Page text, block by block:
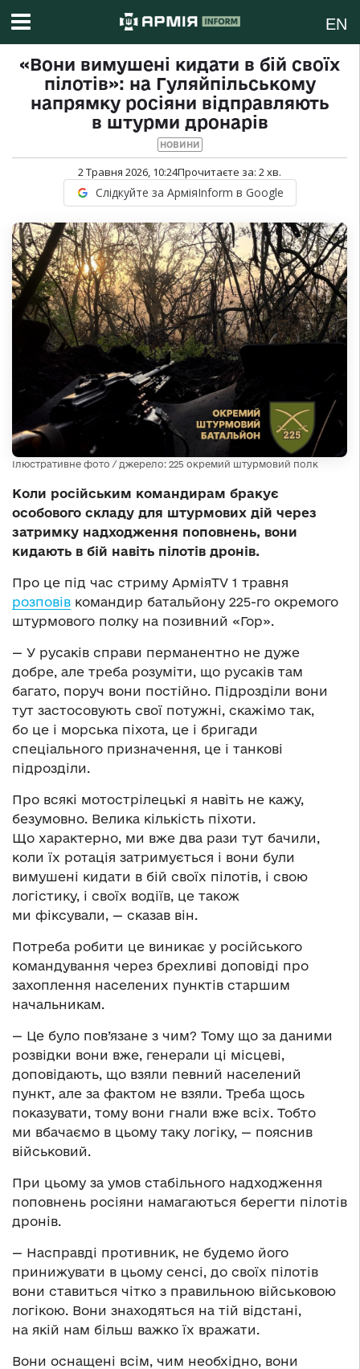
EN
«Вони вимушені кидати в бій своїх
пілотів»: на Гуляйпільському
напрямку росіяни відправляють
в штурми дронарів
НОВИНИ
2 Травня 2026, 10:24Прочитаєте за: 2хв.
Слідкуйте за АрміяInform в Google
Ілюстративне фото / джерело: 225 окремий штурмовий полк
Коли російським командирам бракує
особового складу для штурмових дій через
затримку надходження поповнень, вони
кидають в бій навіть пілотів дронів.
Про це під час стриму АрміяTV 1 травня
розповів командир батальйону 225-го окремого
штурмового полку на позивний «Гор».
— У русаків справи перманентно не дуже
добре, але треба розуміти, що русаків там
багато, поруч вони постійно. Підрозділи вони
тут застосовують свої потужні, скажімо так,
бо це і морська піхота, це і бригади
спеціального призначення, це і танкові
підрозділи.
Про всякі мотострілецькі я навіть не кажу,
безумовно. Велика кількість піхоти.
Що характерно, ми вже два рази тут бачили,
коли їх ротація затримується і вони були
вимушені кидати в бій своїх пілотів, і свою
логістику, і своїх водіїв, це також
ми фіксували, — сказав він.
Потреба робити це виникає у російського
командування через брехливі доповіді про
захоплення населених пунктів старшим
начальникам.
— Це було пов’язане з чим? Тому що за даними
розвідки вони вже, генерали ці місцеві,
доповідають, що взяли певний населений
пункт, але за фактом не взяли. Треба щось
показувати, тому вони гнали вже всіх. Тобто
ми вбачаємо в цьому таку логіку, — пояснив
військовий.
При цьому за умов стабільного надходження
поповнень росіяни намагаються берегти пілотів
дронів.
— Насправді противник, не будемо його
принижувати в цьому сенсі, до своїх пілотів
вони ставиться чітко з правильною військовою
логікою. Вони знаходяться на тій відстані,
на якій нам більш важко їх вражати.
Вони оснащені всім, чим необхідно, вони